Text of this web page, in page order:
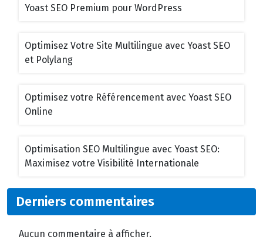
Yoast SEO Premium pour WordPress
Optimisez Votre Site Multilingue avec Yoast SEO
et Polylang
Optimisez votre Référencement avec Yoast SEO
Online
Optimisation SEO Multilingue avec Yoast SEO:
Maximisez votre Visibilité Internationale
Derniers commentaires
Aucun commentaire à afficher.